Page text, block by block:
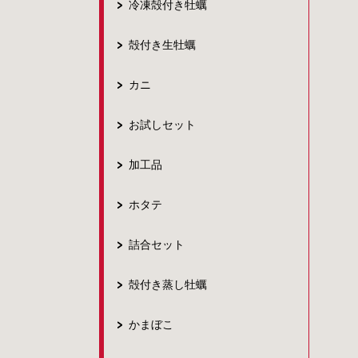
冷凍殻付き牡蠣
殻付き生牡蠣
カニ
お試しセット
加工品
ホタテ
詰合セット
殻付き蒸し牡蠣
かまぼこ